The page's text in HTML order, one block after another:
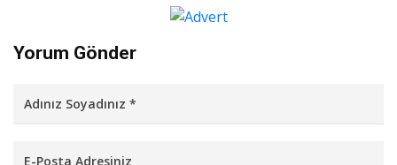
Yorum Gönder